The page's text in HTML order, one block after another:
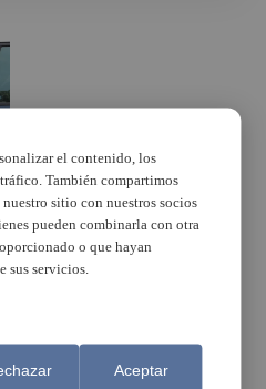
el contenido, los
También compartimos
sitio con nuestros socios
pueden combinarla con otra
o que hayan
sus servicios.
Aceptar